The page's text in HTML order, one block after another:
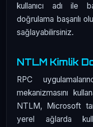
kullanıcı adı ile
doğrulama başarılı
sağlayabilirsiniz.
NTLM Kimlik
RPC
mekanizmasını
NTLM, Microsoft
yerel ağlarda